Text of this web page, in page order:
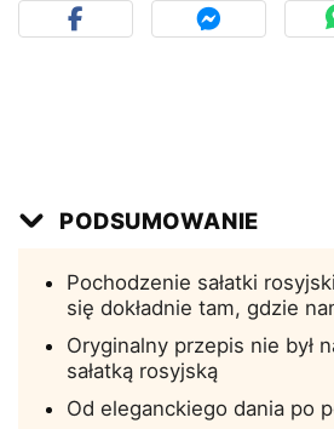
PODSUMOWANIE
Pochodzenie sałatki
się dokładnie tam, gdzie
Oryginalny przepis nie był
sałatką rosyjską
Od eleganckiego dania po